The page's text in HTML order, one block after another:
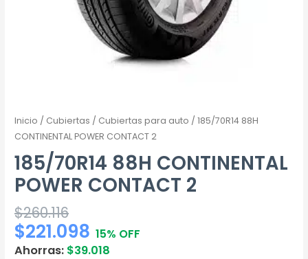
Inicio / Cubiertas / Cubiertas para auto / 185/70R14 88H
CONTINENTAL POWER CONTACT 2
185/70R14 88H CONTINENTAL
POWER CONTACT 2
$260.116
$221.098 15% OFF
Ahorras: $39.018